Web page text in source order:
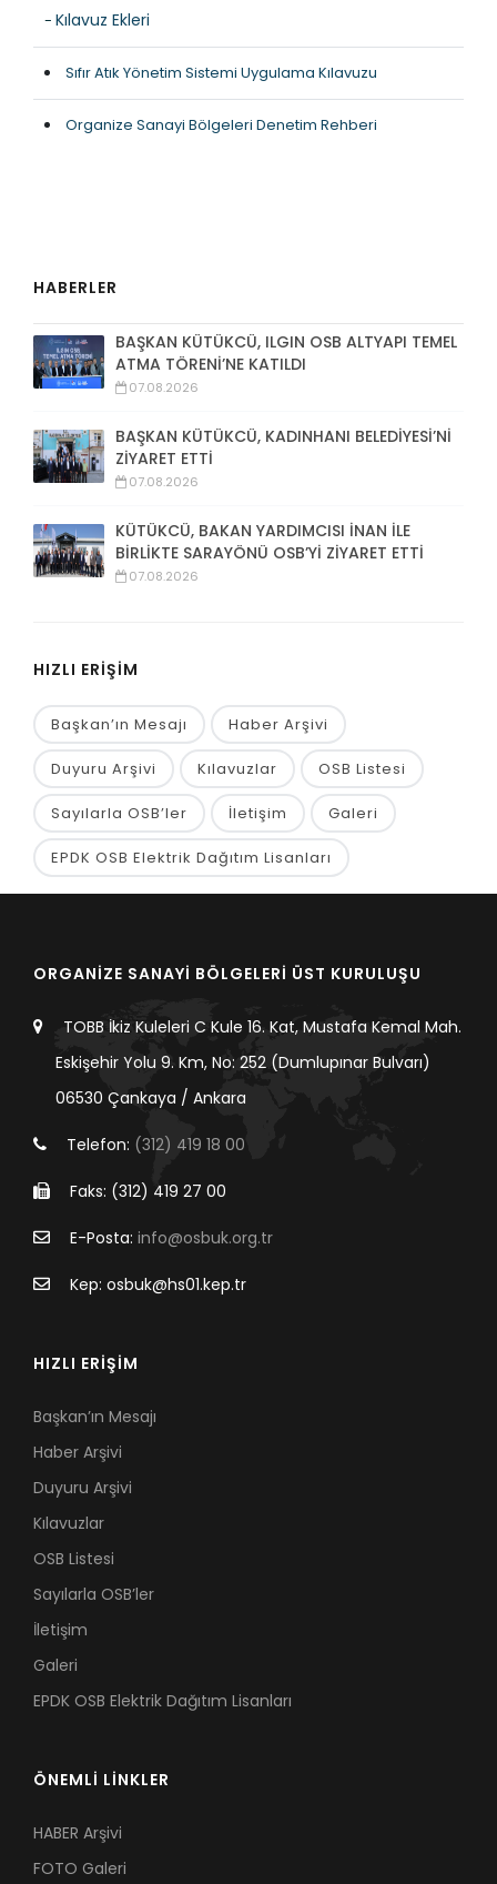
- Kılavuz Ekleri
Sıfır Atık Yönetim Sistemi Uygulama Kılavuzu
Organize Sanayi Bölgeleri Denetim Rehberi
HABERLER
BAŞKAN KÜTÜKCÜ, ILGIN OSB ALTYAPI TEMEL
ATMA TÖRENİ’NE KATILDI
07.08.2026
BAŞKAN KÜTÜKCÜ, KADINHANI BELEDİYESİ’Nİ
ZİYARET ETTİ
07.08.2026
KÜTÜKCÜ, BAKAN YARDIMCISI İNAN İLE
BİRLİKTE SARAYÖNÜ OSB’Yİ ZİYARET ETTİ
07.08.2026
HIZLI ERİŞİM
Başkan’ın Mesajı Haber Arşivi
Duyuru Arşivi Kılavuzlar OSB Listesi
Sayılarla OSB’ler İletişim Galeri
EPDK OSB Elektrik Dağıtım Lisanları
ORGANİZE SANAYİ BÖLGELERİ ÜST KURULUŞU
TOBB İkiz Kuleleri C Kule 16. Kat, Mustafa Kemal Mah.
Eskişehir Yolu 9. Km, No: 252 (Dumlupınar Bulvarı)
06530 Çankaya / Ankara
Telefon: (312) 419 18 00
Faks: (312) 419 27 00
E-Posta: info@osbuk.org.tr
Kep: osbuk@hs01.kep.tr
HIZLI ERİŞİM
Başkan’ın Mesajı
Haber Arşivi
Duyuru Arşivi
Kılavuzlar
OSB Listesi
Sayılarla OSB’ler
İletişim
Galeri
EPDK OSB Elektrik Dağıtım Lisanları
ÖNEMLİ LİNKLER
HABER Arşivi
FOTO Galeri